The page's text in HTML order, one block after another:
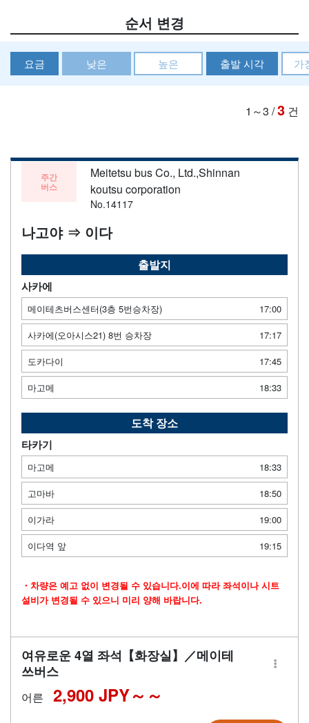
순서 변경
요금 낮은 높은 출발 시각 가
1～3 /3 건
주간
버스
Meitetsu bus Co., Ltd.,Shinnan
koutsu corporation
No.14117
나고야 ⇒ 이다
출발지
사카에
메이테츠버스센터(3층 5번승차장)
17:00
사카에(오아시스21) 8번 승차장
17:17
도카다이
17:45
마고메
18:33
도착 장소
타카기
마고메
18:33
고마바
18:50
이가라
19:00
이다역 앞
19:15
・차량은 예고 없이 변경될 수 있습니다.이에 따라 좌석이나 시트
설비가 변경될 수 있으니 미리 양해 바랍니다.
여유로운 4열 좌석【화장실】／메이테
쓰버스
어른 2,900 JPY～